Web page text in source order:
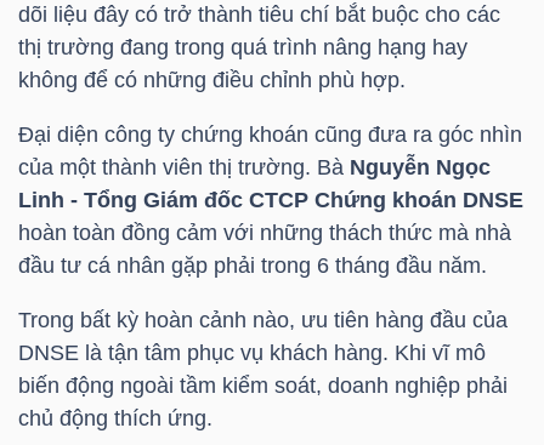
dõi liệu đây có trở thành tiêu chí bắt buộc cho các
thị trường đang trong quá trình nâng hạng hay
không để có những điều chỉnh phù hợp.
Đại diện công ty chứng khoán cũng đưa ra góc nhìn
của một thành viên thị trường. Bà Nguyễn Ngọc
Linh - Tổng Giám đốc CTCP Chứng khoán DNSE
hoàn toàn đồng cảm với những thách thức mà nhà
đầu tư cá nhân gặp phải trong 6 tháng đầu năm.
Trong bất kỳ hoàn cảnh nào, ưu tiên hàng đầu của
DNSE là tận tâm phục vụ khách hàng. Khi vĩ mô
biến động ngoài tầm kiểm soát, doanh nghiệp phải
chủ động thích ứng.
Lãnh
đạo
(-)
Tất cả Người nội bộ Người liên quan Cổ đông lớn
Tin
tức
(-)
Bài
viết
của